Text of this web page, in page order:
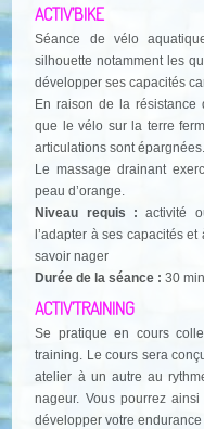
ACTIV’BIKE
Séance de vélo
silhouette notamment les
développer ses capacités
En raison de la résistance
que le vélo sur la terre
articulations sont épargnées.
Le massage drainant
peau d’orange.
Niveau requis : activité
l’adapter à ses capacités et
savoir nager
Durée de la séance : 30 min.
ACTIV’TRAINING
Se pratique en cours
training. Le cours sera
atelier à un autre au
nageur. Vous pourrez
développer votre